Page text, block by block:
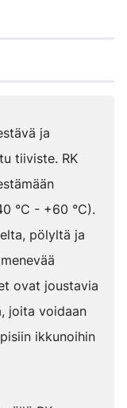
ja
tiiviste. RK
°C - +60 °C).
pölyltä ja
ovat joustavia
joita voidaan
ikkunoihin